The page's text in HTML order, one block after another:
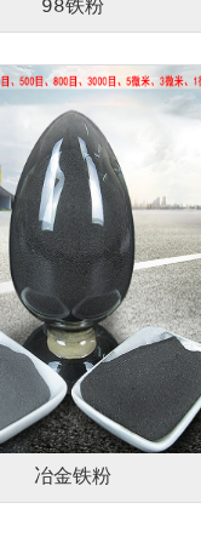
98铁粉
冶金铁粉